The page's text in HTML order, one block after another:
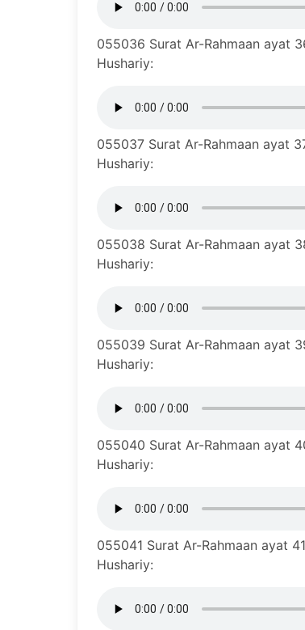
055036 Surat Ar-Rahmaan ayat
Hushariy:
055037 Surat Ar-Rahmaan ayat
Hushariy:
055038 Surat Ar-Rahmaan ayat
Hushariy:
055039 Surat Ar-Rahmaan ayat
Hushariy:
055040 Surat Ar-Rahmaan ayat
Hushariy:
055041 Surat Ar-Rahmaan ayat
Hushariy: